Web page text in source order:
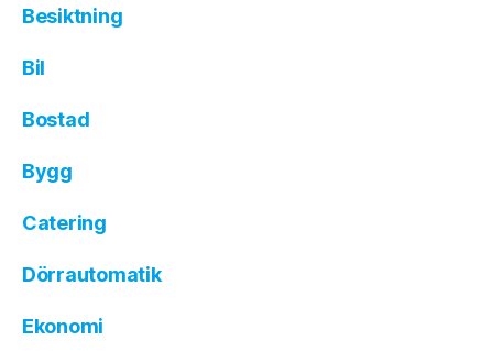
Besiktning
Bil
Bostad
Bygg
Catering
Dörrautomatik
Ekonomi